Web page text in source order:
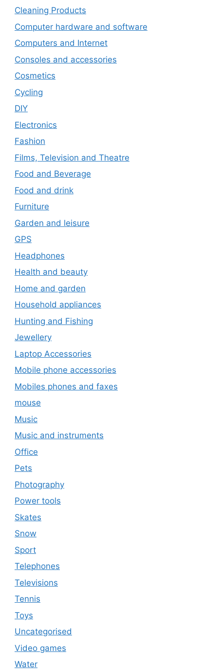
Cleaning Products
Computer hardware and software
Computers and Internet
Consoles and accessories
Cosmetics
Cycling
DIY
Electronics
Fashion
Films, Television and Theatre
Food and Beverage
Food and drink
Furniture
Garden and leisure
GPS
Headphones
Health and beauty
Home and garden
Household appliances
Hunting and Fishing
Jewellery
Laptop Accessories
Mobile phone accessories
Mobiles phones and faxes
mouse
Music
Music and instruments
Office
Pets
Photography
Power tools
Skates
Snow
Sport
Telephones
Televisions
Tennis
Toys
Uncategorised
Video games
Water